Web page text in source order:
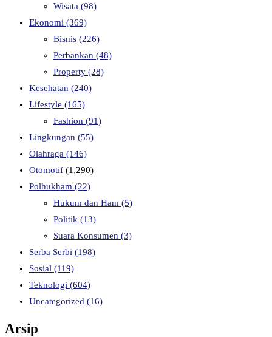
Wisata (98)
Ekonomi (369)
Bisnis (226)
Perbankan (48)
Property (28)
Kesehatan (240)
Lifestyle (165)
Fashion (91)
Lingkungan (55)
Olahraga (146)
Otomotif (1,290)
Polhukham (22)
Hukum dan Ham (5)
Politik (13)
Suara Konsumen (3)
Serba Serbi (198)
Sosial (119)
Teknologi (604)
Uncategorized (16)
Arsip